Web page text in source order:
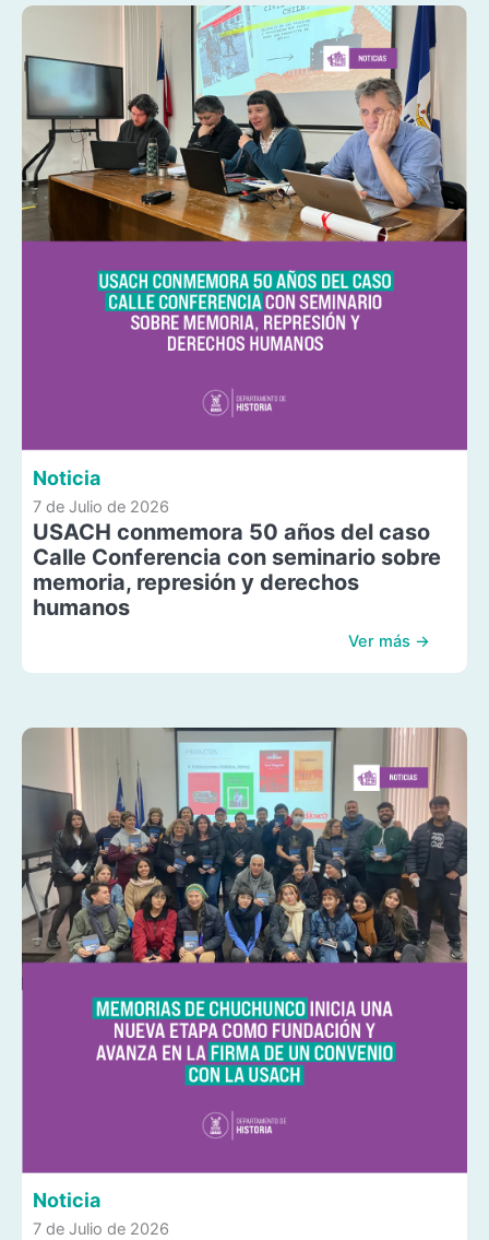
Noticia
7 de Julio de 2026
USACH conmemora 50 años del caso
Calle Conferencia con seminario sobre
memoria, represión y derechos
humanos
Ver más →
Noticia
7 de Julio de 2026